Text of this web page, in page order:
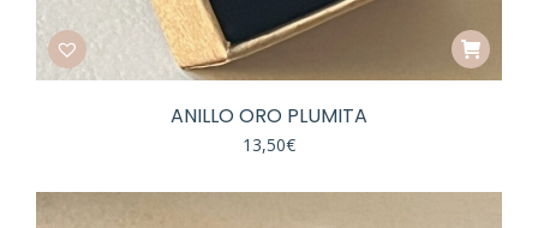
ANILLO ORO PLUMITA
13,50€